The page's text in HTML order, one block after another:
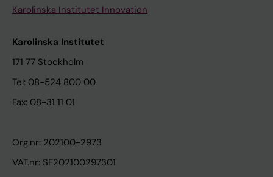
Karolinska Institutet Innovation
Karolinska Institutet
171 77 Stockholm
Tel: 08-524 800 00
Fax: 08-31 11 01
Org.nr: 202100-2973
VAT.nr: SE202100297301